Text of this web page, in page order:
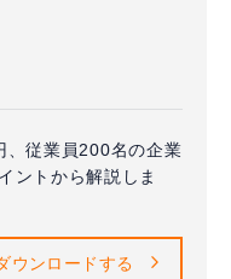
従業員200名の企業
ントから解説しま
ウンロードする